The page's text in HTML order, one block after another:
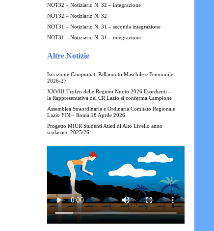
NOT32 – Notiziario N. 32 – integrazione
NOT32 – Notiziario N. 32
NOT31 – Notiziario N. 31 – seconda integrazione
NOT31 – Notiziario N. 31 – integrazione
Altre Notizie
Iscrizione Campionati Pallanuoto Maschile e Femminile
2026-27
XXVIII Trofeo delle Regioni Nuoto 2026 Esordienti –
la Rappresentativa del CR Lazio si conferma Campione
Assemblea Straordinaria e Ordinaria Comitato Regionale
Lazio FIN – Roma 18 Aprile 2026
Progetto MIUR Studenti Atleti di Alto Livello anno
scolastico 2025/26